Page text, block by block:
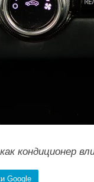
кондиционер
Google